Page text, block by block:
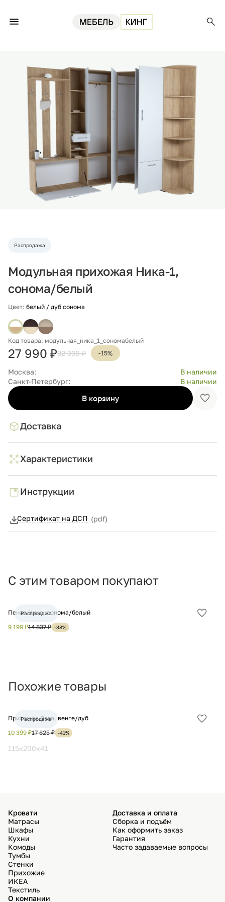
Распродажа
Модульная прихожая Ника-1,
сонома/белый
Цвет: белый / дуб сонома
Код товара: модульная_ника_1_сономабелый
27 990 ₽32 990 ₽ -15%
Москва:
В наличии
Санкт-Петербург:
В наличии
В корзину
Доставка
Характеристики
Инструкции
Сертификат на ДСП (pdf)
С этим товаром покупают
Пенал Ника, сонома/белый
9 199 ₽14 837 ₽ -38%
Распродажа
Похожие товары
Прихожая Вега, венге/дуб
10 399 ₽17 625 ₽ -41%
Распродажа
115x200x41
Кровати
Матрасы
Шкафы
Кухни
Комоды
Тумбы
Стенки
Прихожие
ИКЕА
Текстиль
Доставка и оплата
Сборка и подъём
Как оформить заказ
Гарантия
Часто задаваемые вопросы
О компании